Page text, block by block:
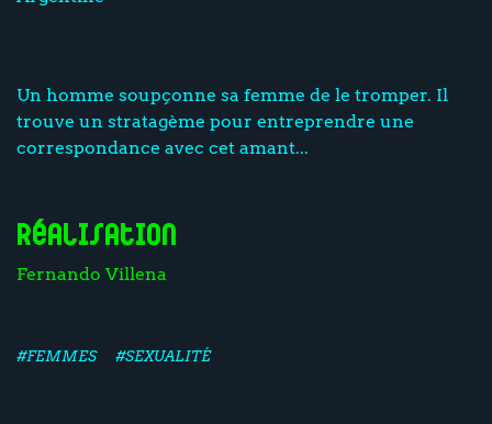
Un homme soupçonne sa femme de le tromper. Il
trouve un stratagème pour entreprendre une
correspondance avec cet amant...
Réalisation
Fernando Villena
#FEMMES #SEXUALITÉ